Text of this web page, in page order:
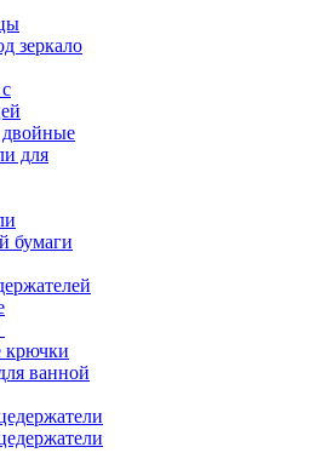
зеркало
для
бумаги
крючки
ванной